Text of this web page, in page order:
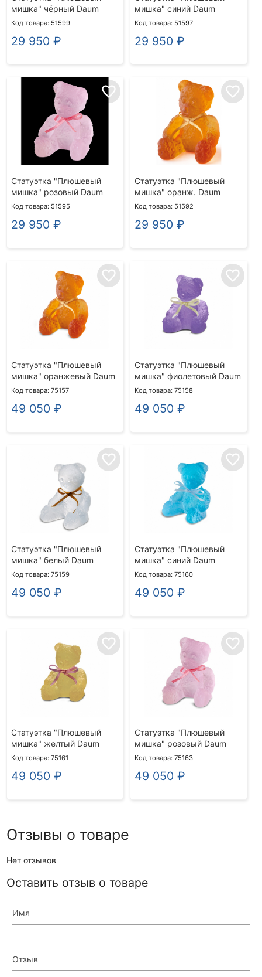
мишка" чёрный Daum
Код товара: 51599
29 950 ₽
мишка" синий Daum
Код товара: 51597
29 950 ₽
favorite_border
Статуэтка "Плюшевый
мишка" розовый Daum
Код товара: 51595
29 950 ₽
favorite_border
Статуэтка "Плюшевый
мишка" оранж. Daum
Код товара: 51592
29 950 ₽
favorite_border
Статуэтка "Плюшевый
мишка" оранжевый Daum
Код товара: 75157
49 050 ₽
favorite_border
Статуэтка "Плюшевый
мишка" фиолетовый Daum
Код товара: 75158
49 050 ₽
favorite_border
Статуэтка "Плюшевый
мишка" белый Daum
Код товара: 75159
49 050 ₽
favorite_border
Статуэтка "Плюшевый
мишка" синий Daum
Код товара: 75160
49 050 ₽
favorite_border
Статуэтка "Плюшевый
мишка" желтый Daum
Код товара: 75161
49 050 ₽
favorite_border
Статуэтка "Плюшевый
мишка" розовый Daum
Код товара: 75163
49 050 ₽
Отзывы о товаре
Нет отзывов
Оставить отзыв о товаре
Имя
Отзыв